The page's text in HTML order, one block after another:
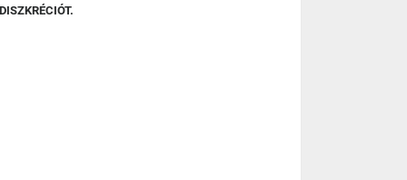
DISZKRÉCIÓT.